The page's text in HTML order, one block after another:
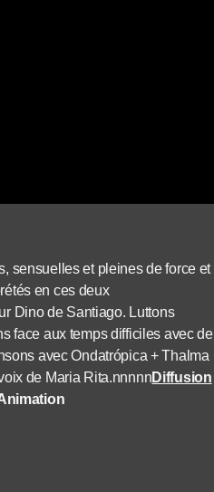
sensuelles et pleines de force et
en ces deux
Dino de Santiago. Luttons
face aux temps difficiles avec de
avec Ondatrópica + Thalma
de Maria Rita.nnnnnDiffusion